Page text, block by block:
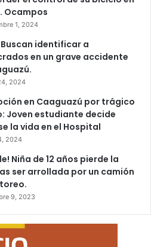
Ocampos
1, 2024
identificar a
en un grave accidente
2024
en Caaguazú por trágico
Joven estudiante decide
la vida en el Hospital
2024
Niña de 12 años pierde la
ser arrollada por un camión
9, 2023